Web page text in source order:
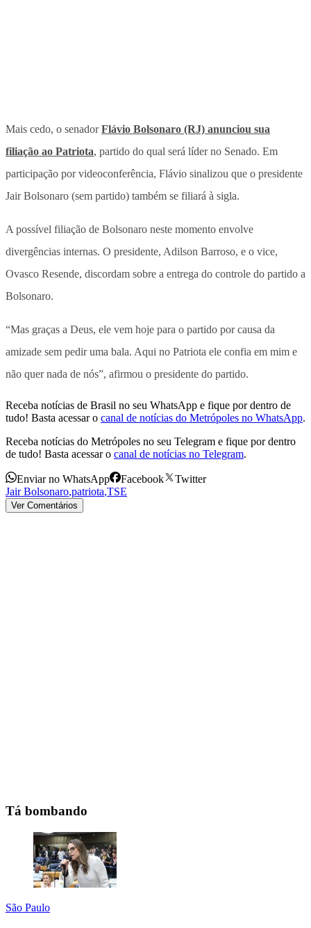
Mais cedo, o senadorFlávio Bolsonaro (RJ) anunciou sua
filiação ao Patriota, partido do qual será líder no Senado. Em
participação por videoconferência, Flávio sinalizou que o presidente
Jair Bolsonaro (sem partido) também se filiará à sigla.
A possível filiação de Bolsonaro neste momento envolve
divergências internas. O presidente, Adilson Barroso, e o vice,
Ovasco Resende, discordam sobre a entrega do controle do partido a
Bolsonaro.
“Mas graças a Deus, ele vem hoje para o partido por causa da
amizade sem pedir uma bala. Aqui no Patriota ele confia em mim e
não quer nada de nós”, afirmou o presidente do partido.
Receba notícias de Brasil no seu WhatsApp e fique por dentro de
tudo! Basta acessar o canal de notícias do Metrópoles no WhatsApp.
Receba notícias do Metrópoles no seu Telegram e fique por dentro
de tudo! Basta acessar o canal de notícias no Telegram.
Enviar no WhatsApp Facebook
Twitter
Jair Bolsonaro,patriota,TSE
Ver Comentários
Tá bombando
São Paulo